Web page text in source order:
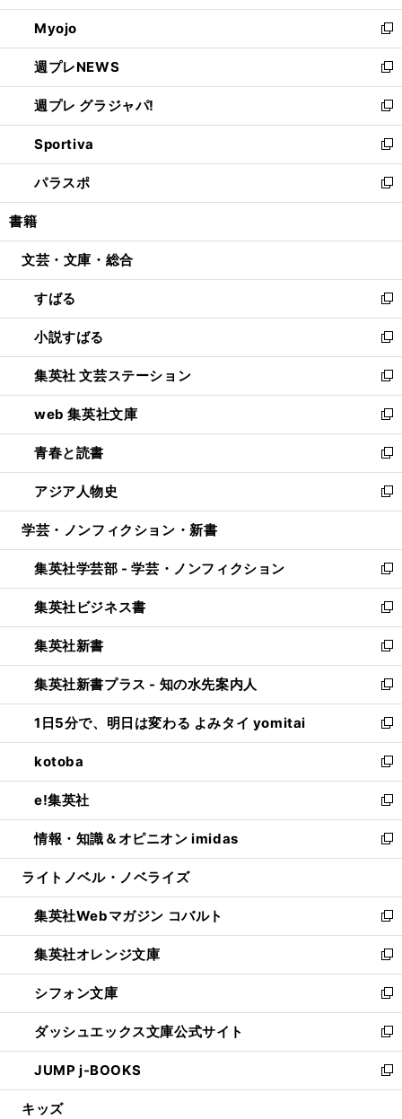
開
く
ウ
で
開
く
ン
ド
ウ
で
開
く
ウ
ィ
ン
ド
ウ
で
開
く
Myojo
新
し
い
ウ
ィ
ン
ド
ウ
で
開
週プレNEWS
新
し
い
ウ
ィ
ン
ド
ウ
開
週プレ グラジャパ!
新
し
い
ウ
ィ
ン
ウ
開
く
Sportiva
新
し
い
ウ
ン
ウ
で
開
く
パラスポ
新
し
ウ
ン
ド
ウ
で
開
く
書籍
文芸・文庫・総合
すばる
新
し
い
ウ
ィ
ン
ド
ウ
で
開
く
小説すばる
新
し
い
ウ
ィ
ン
ド
ウ
で
開
集英社 文芸ステーション
新
し
い
ウ
ィ
ン
ド
ウ
開
く
web 集英社文庫
新
し
い
ウ
ィ
ン
ウ
で
開
く
青春と読書
新
し
い
ウ
ン
ド
ウ
で
開
く
アジア人物史
新
し
ウ
ィ
ン
ド
ウ
で
開
く
学芸・ノンフィクション・新書
集英社学芸部 - 学芸・ノンフィクション
新
し
い
ウ
ィ
ン
ド
ウ
で
開
く
集英社ビジネス書
新
し
い
ウ
ィ
ン
ド
ウ
で
開
く
集英社新書
新
し
い
ウ
ィ
ン
ド
ウ
で
開
く
集英社新書プラス - 知の水先案内人
新
し
い
ウ
ィ
ン
ド
ウ
で
開
1日5分で、明日は変わる よみタイ yomitai
新
し
い
ウ
ィ
ン
ド
ウ
開
く
kotoba
新
し
い
ウ
ィ
ン
ウ
で
開
く
e!集英社
新
し
い
ウ
ン
ド
ウ
で
開
く
情報・知識＆オピニオン imidas
新
し
ウ
ィ
ン
ド
ウ
で
開
く
ライトノベル・ノベライズ
集英社Webマガジン コバルト
新
し
い
ウ
ィ
ン
ド
ウ
で
開
集英社オレンジ文庫
新
し
い
ウ
ィ
ン
ド
ウ
シフォン文庫
新
し
い
ウ
ィ
ン
ダッシュエックス文庫公式サイト
新
し
い
ウ
JUMP j-BOOKS
新
し
キッズ